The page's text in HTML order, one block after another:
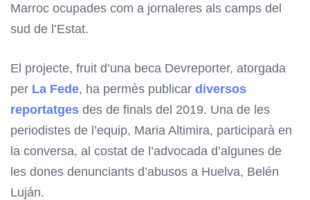
Marroc ocupades com a jornaleres als camps del
sud de l’Estat.
El projecte, fruit d’una beca Devreporter, atorgada
per La Fede, ha permès publicar diversos
reportatges des de finals del 2019. Una de les
periodistes de l’equip, Maria Altimira, participarà en
la conversa, al costat de l’advocada d’algunes de
les dones denunciants d’abusos a Huelva, Belén
Luján.